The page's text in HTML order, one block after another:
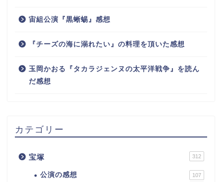
宙組公演『黒蜥蜴』感想
『チーズの海に溺れたい』の料理を頂いた感想
玉岡かおる『タカラジェンヌの太平洋戦争』を読ん
だ感想
カテゴリー
宝塚 312
公演の感想 107